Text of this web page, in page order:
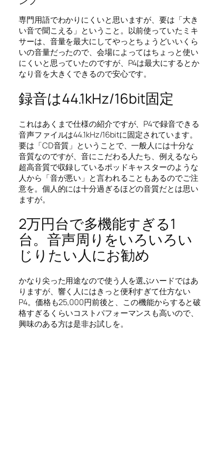
専門用語でわかりにくいと思いますが、要は「大き
い音で聞こえる」ということ。以前使っていたミキ
サーは、音量を最大にしてやっとちょうどいいくら
いの音量だったので、会場によってはちょっと使い
にくいと思っていたのですが、P4は最大にするとか
なり音を大きくできるので安心です。
録音は44.1kHz/16bit固定
これはあくまで仕様の紹介ですが、P4で録音できる
音声ファイルは44.1kHz/16bitに固定されています。
要は「CD音質」ということで、一般人には十分な
音質なのですが、音にこだわる人たち、例えるなら
超高音質で収録しているポッドキャスターのような
人から「音が悪い」と言われることもあるのでご注
意を。個人的には十分過ぎるほどの音質だとは思い
ますが。
2万円台で多機能すぎる1
台。音声周りをいろいろい
じりたい人にお勧め
かなり尖った用途なので使う人を選ぶハードではあ
りますが、響く人にはきっと便利すぎて仕方ない
P4。価格も25,000円前後と、この機能からすると破
格すぎるくらいコストパフォーマンスも高いので、
興味のある方は是非お試しを。